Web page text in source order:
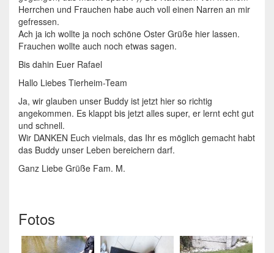
Herrchen und Frauchen habe auch voll einen Narren an mir
gefressen.
Ach ja ich wollte ja noch schöne Oster Grüße hier lassen.
Frauchen wollte auch noch etwas sagen.
Bis dahin Euer Rafael
Hallo Liebes Tierheim-Team
Ja, wir glauben unser Buddy ist jetzt hier so richtig
angekommen. Es klappt bis jetzt alles super, er lernt echt gut
und schnell.
Wir DANKEN Euch vielmals, das Ihr es möglich gemacht habt
das Buddy unser Leben bereichern darf.
Ganz Liebe Grüße Fam. M.
Fotos